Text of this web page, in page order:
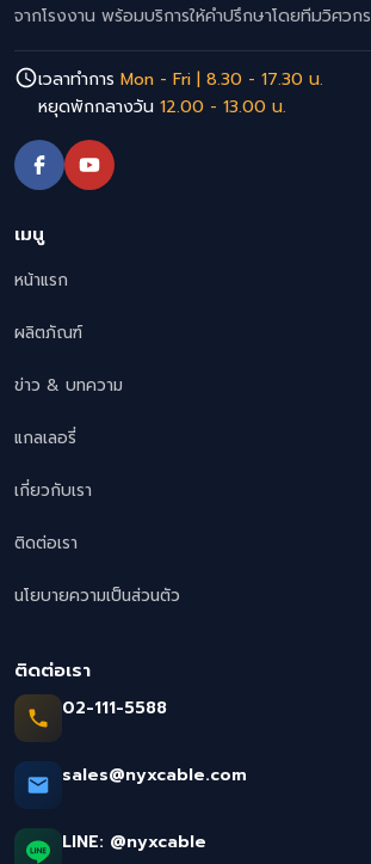
จากโรงงาน พร้อมบริการให้คำปรึกษาโดยทีมวิศวกร
เวลาทำการ Mon - Fri | 8.30 - 17.30 น.
หยุดพักกลางวัน 12.00 - 13.00 น.
เมนู
หน้าแรก
ผลิตภัณฑ์
ข่าว & บทความ
แกลเลอรี่
เกี่ยวกับเรา
ติดต่อเรา
นโยบายความเป็นส่วนตัว
ติดต่อเรา
02-111-5588
sales@nyxcable.com
LINE: @nyxcable